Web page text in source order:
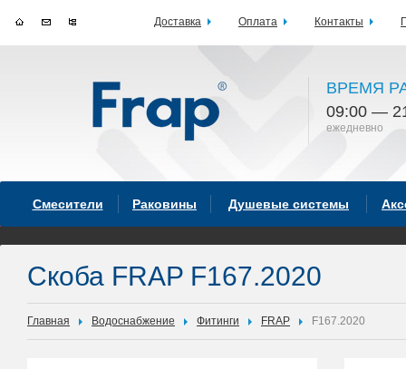
ВРЕМЯ
09:00 —
ежедневно
Смесители Раковины Душевые системы
Скоба FRAP F167.2020
Главная Водоснабжение Фитинги FRAP F167.2020
Доставка Оплата Контакты